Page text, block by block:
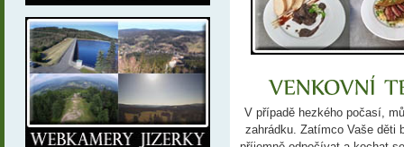
V případě hezkého počasí,
zahrádku. Zatímco Vaše děti